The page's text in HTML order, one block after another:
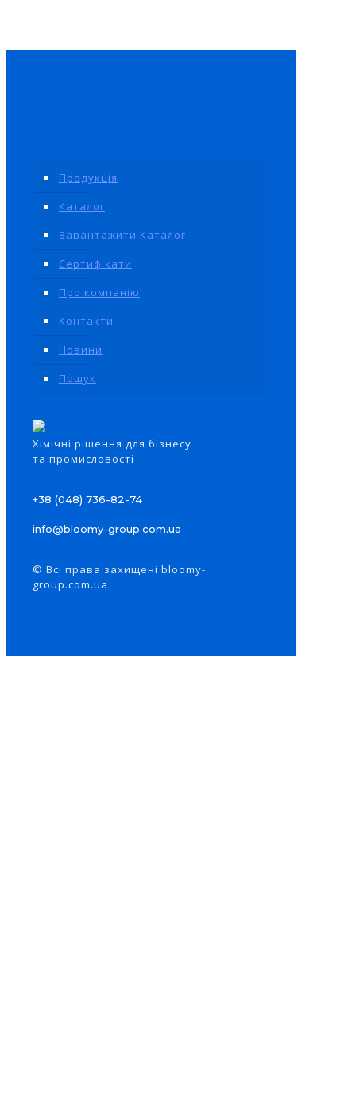
Продукція
Каталог
Завантажити Каталог
Сертифікати
Про компанію
Контакти
Новини
Пошук
Xімічні рішення для бізнесу
та промисловості
+38 (048) 736-82-74
info@bloomy-group.com.ua
© Всі права захищені bloomy-
group.com.ua